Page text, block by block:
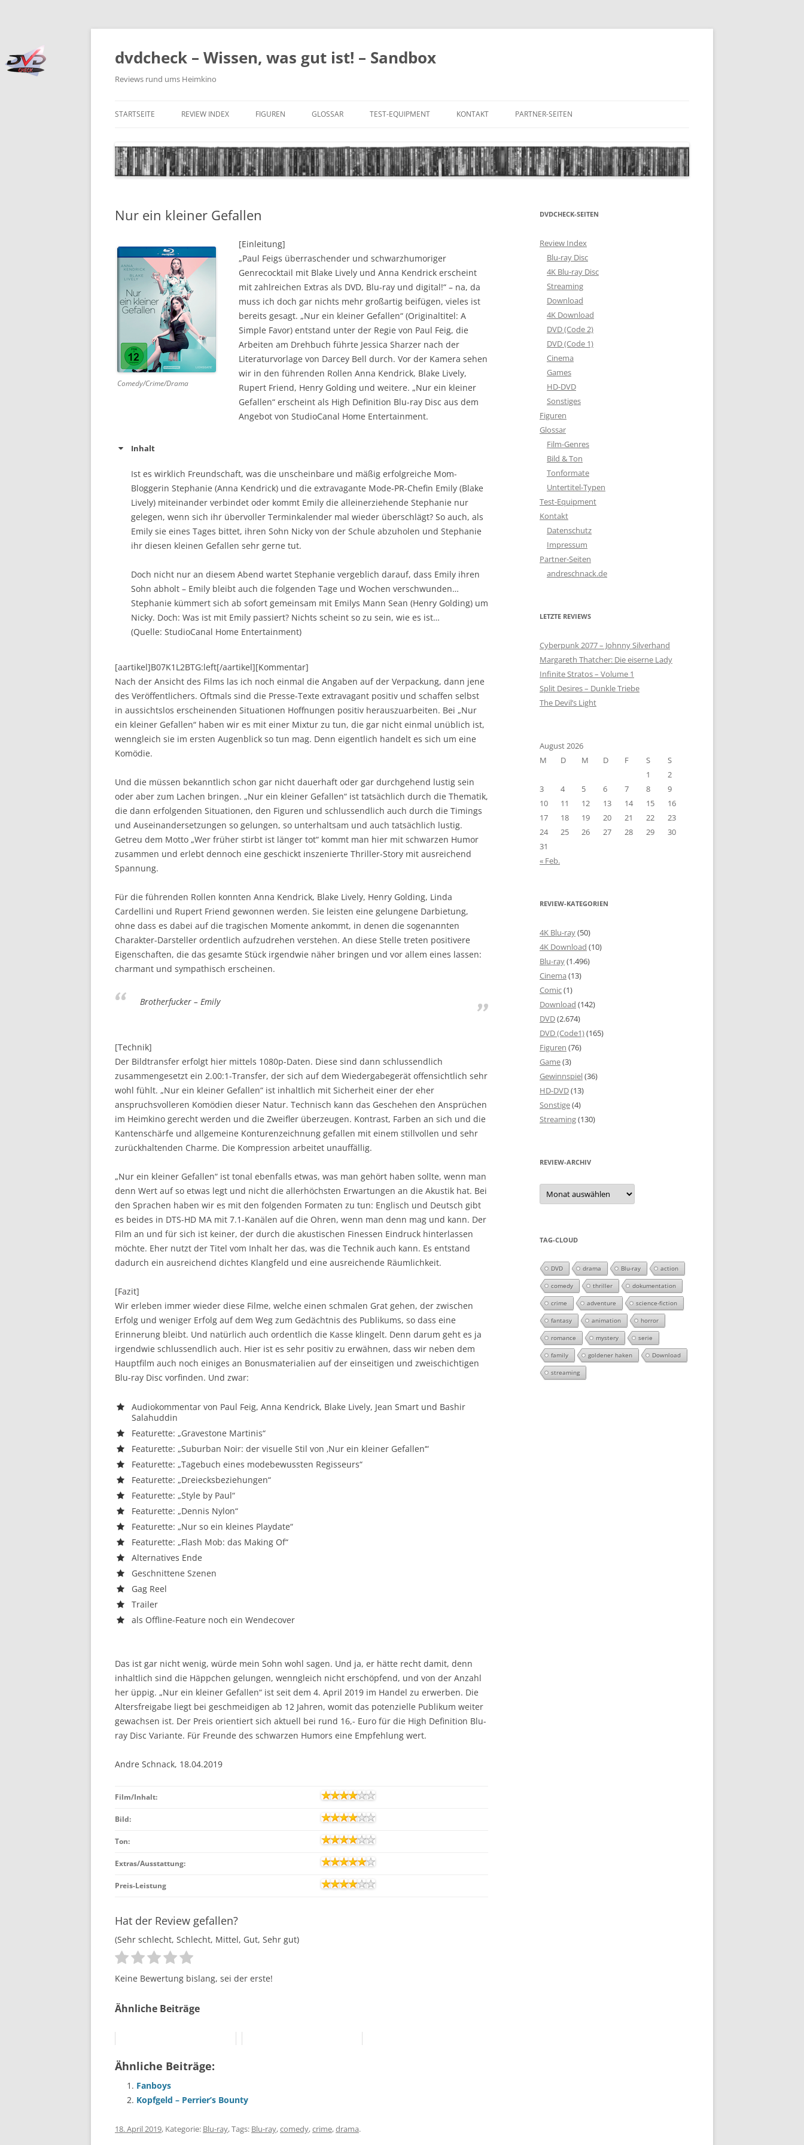
Zum
springen
dvdcheck – Wissen, was gut ist! – Sandbox
Reviews rund ums Heimkino
STARTSEITE REVIEW INDEX
4K BLU-RAY DISC
DOWNLOAD
DVD (CODE 2)
DVD (CODE 1)
CINEMA
GAMES
HD-DVD
SONSTIGES
FIGUREN GLOSSAR
BILD & TON
TEST-EQUIPMENT KONTAKT
IMPRESSUM
PARTNER-SEITEN
Nur ein kleiner Gefallen
Comedy/Crime/Drama
[Einleitung]
„Paul Feigs überraschender und schwarzhumoriger
Genrecocktail mit Blake Lively und Anna Kendrick erscheint
mit zahlreichen Extras als DVD, Blu-ray und digital!“ – na, da
muss ich doch gar nichts mehr großartig beifügen, vieles ist
bereits gesagt. „Nur ein kleiner Gefallen“ (Originaltitel: A
Simple Favor) entstand unter der Regie von Paul Feig, die
Arbeiten am Drehbuch führte Jessica Sharzer nach der
Literaturvorlage von Darcey Bell durch. Vor der Kamera sehen
wir in den führenden Rollen Anna Kendrick, Blake Lively,
Rupert Friend, Henry Golding und weitere. „Nur ein kleiner
Gefallen“ erscheint als High Definition Blu-ray Disc aus dem
Angebot von StudioCanal Home Entertainment.
Inhalt
Ist es wirklich Freundschaft, was die unscheinbare und mäßig erfolgreiche Mom-
Bloggerin Stephanie (Anna Kendrick) und die extravagante Mode-PR-Chefin Emily (Blake
Lively) miteinander verbindet oder kommt Emily die alleinerziehende Stephanie nur
gelegen, wenn sich ihr übervoller Terminkalender mal wieder überschlägt? So auch, als
Emily sie eines Tages bittet, ihren Sohn Nicky von der Schule abzuholen und Stephanie
ihr diesen kleinen Gefallen sehr gerne tut.
Doch nicht nur an diesem Abend wartet Stephanie vergeblich darauf, dass Emily ihren
Sohn abholt – Emily bleibt auch die folgenden Tage und Wochen verschwunden…
Stephanie kümmert sich ab sofort gemeinsam mit Emilys Mann Sean (Henry Golding) um
Nicky. Doch: Was ist mit Emily passiert? Nichts scheint so zu sein, wie es ist…
(Quelle: StudioCanal Home Entertainment)
[aartikel]B07K1L2BTG:left[/aartikel][Kommentar]
Nach der Ansicht des Films las ich noch einmal die Angaben auf der Verpackung, dann jene
des Veröffentlichers. Oftmals sind die Presse-Texte extravagant positiv und schaffen selbst
in aussichtslos erscheinenden Situationen Hoffnungen positiv herauszuarbeiten. Bei „Nur
ein kleiner Gefallen“ haben wir es mit einer Mixtur zu tun, die gar nicht einmal unüblich ist,
wenngleich sie im ersten Augenblick so tun mag. Denn eigentlich handelt es sich um eine
Komödie.
Und die müssen bekanntlich schon gar nicht dauerhaft oder gar durchgehend lustig sein
oder aber zum Lachen bringen. „Nur ein kleiner Gefallen“ ist tatsächlich durch die Thematik,
die dann erfolgenden Situationen, den Figuren und schlussendlich auch durch die Timings
und Auseinandersetzungen so gelungen, so unterhaltsam und auch tatsächlich lustig.
Getreu dem Motto „Wer früher stirbt ist länger tot“ kommt man hier mit schwarzen Humor
zusammen und erlebt dennoch eine geschickt inszenierte Thriller-Story mit ausreichend
Spannung.
Für die führenden Rollen konnten Anna Kendrick, Blake Lively, Henry Golding, Linda
Cardellini und Rupert Friend gewonnen werden. Sie leisten eine gelungene Darbietung,
ohne dass es dabei auf die tragischen Momente ankommt, in denen die sogenannten
Charakter-Darsteller ordentlich aufzudrehen verstehen. An diese Stelle treten positivere
Eigenschaften, die das gesamte Stück irgendwie näher bringen und vor allem eines lassen:
charmant und sympathisch erscheinen.
Brotherfucker – Emily
[Technik]
Der Bildtransfer erfolgt hier mittels 1080p-Daten. Diese sind dann schlussendlich
zusammengesetzt ein 2.00:1-Transfer, der sich auf dem Wiedergabegerät offensichtlich sehr
wohl fühlt. „Nur ein kleiner Gefallen“ ist inhaltlich mit Sicherheit einer der eher
anspruchsvolleren Komödien dieser Natur. Technisch kann das Geschehen den Ansprüchen
im Heimkino gerecht werden und die Zweifler überzeugen. Kontrast, Farben an sich und die
Kantenschärfe und allgemeine Konturenzeichnung gefallen mit einem stillvollen und sehr
zurückhaltenden Charme. Die Kompression arbeitet unauffällig.
„Nur ein kleiner Gefallen“ ist tonal ebenfalls etwas, was man gehört haben sollte, wenn man
denn Wert auf so etwas legt und nicht die allerhöchsten Erwartungen an die Akustik hat. Bei
den Sprachen haben wir es mit den folgenden Formaten zu tun: Englisch und Deutsch gibt
es beides in DTS-HD MA mit 7.1-Kanälen auf die Ohren, wenn man denn mag und kann. Der
Film an und für sich ist keiner, der durch die akustischen Finessen Eindruck hinterlassen
möchte. Eher nutzt der Titel vom Inhalt her das, was die Technik auch kann. Es entstand
dadurch ein ausreichend dichtes Klangfeld und eine ausreichende Räumlichkeit.
[Fazit]
Wir erleben immer wieder diese Filme, welche einen schmalen Grat gehen, der zwischen
Erfolg und weniger Erfolg auf dem Weg zum Gedächtnis des Publikums, so dass eine
Erinnerung bleibt. Und natürlich auch ordentlich die Kasse klingelt. Denn darum geht es ja
irgendwie schlussendlich auch. Hier ist es sehr positiv zu erwähnen, dass wir neben dem
Hauptfilm auch noch einiges an Bonusmaterialien auf der einseitigen und zweischichtigen
Blu-ray Disc vorfinden. Und zwar:
Audiokommentar von Paul Feig, Anna Kendrick, Blake Lively, Jean Smart und Bashir
Salahuddin
Featurette: „Gravestone Martinis“
Featurette: „Suburban Noir: der visuelle Stil von ‚Nur ein kleiner Gefallen‘“
Featurette: „Tagebuch eines modebewussten Regisseurs“
Featurette: „Dreiecksbeziehungen“
Featurette: „Style by Paul“
Featurette: „Dennis Nylon“
Featurette: „Nur so ein kleines Playdate“
Featurette: „Flash Mob: das Making Of“
Alternatives Ende
Geschnittene Szenen
Gag Reel
Trailer
als Offline-Feature noch ein Wendecover
Das ist gar nicht wenig, würde mein Sohn wohl sagen. Und ja, er hätte recht damit, denn
inhaltlich sind die Häppchen gelungen, wenngleich nicht erschöpfend, und von der Anzahl
her üppig. „Nur ein kleiner Gefallen“ ist seit dem 4. April 2019 im Handel zu erwerben. Die
Altersfreigabe liegt bei geschmeidigen ab 12 Jahren, womit das potenzielle Publikum weiter
gewachsen ist. Der Preis orientiert sich aktuell bei rund 16,- Euro für die High Definition Blu-
ray Disc Variante. Für Freunde des schwarzen Humors eine Empfehlung wert.
Andre Schnack, 18.04.2019
Film/Inhalt:
Bild:
Ton:
Extras/Ausstattung:
Preis-Leistung
Hat der Review gefallen?
(Sehr schlecht, Schlecht, Mittel, Gut, Sehr gut)
Keine Bewertung bislang, sei der erste!
Ähnliche Beiträge
Ähnliche Beiträge:
Fanboys
Kopfgeld – Perrier’s Bounty
18. April 2019, Kategorie: Blu-ray, Tags: Blu-ray,comedy,crime,drama.
DVDCHECK-SEITEN
Review Index
Blu-ray Disc
4K Blu-ray Disc
Streaming
Download
4K Download
DVD (Code 2)
DVD (Code 1)
Cinema
Games
HD-DVD
Sonstiges
Figuren
Glossar
Film-Genres
Bild & Ton
Tonformate
Untertitel-Typen
Test-Equipment
Kontakt
Datenschutz
Impressum
Partner-Seiten
andreschnack.de
LETZTE REVIEWS
Cyberpunk 2077 – Johnny Silverhand
Margareth Thatcher: Die eiserne Lady
Infinite Stratos – Volume 1
Split Desires – Dunkle Triebe
The Devil’s Light
August 2026
M
D M D F S
S
1
2
3
4 5 6 7 8
9
10
11 12 13 14 15
16
17
18 19 20 21 22
23
24
25 26 27 28 29
30
31
« Feb.
REVIEW-KATEGORIEN
4K Blu-ray(50)
4K Download (10)
Blu-ray(1.496)
Cinema (13)
Comic(1)
Download (142)
DVD(2.674)
DVD (Code1)(165)
Figuren (76)
Game(3)
Gewinnspiel(36)
HD-DVD(13)
Sonstige(4)
Streaming(130)
REVIEW-ARCHIV
Review-
Archiv
TAG-CLOUD
DVD drama Blu-ray action
comedy thriller dokumentation
crime adventure science-fiction
fantasy animation horror
romance mystery serie
family goldener haken Download
streaming